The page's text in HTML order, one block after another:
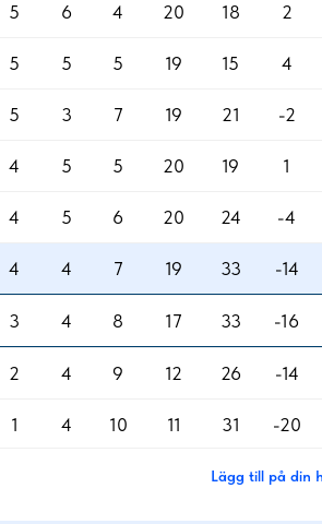
5 6 4 20 18 2
5 5 5 19 15 4
5 3 7 19 21 -2
4 5 5 20 19 1
4 5 6 20 24 -4
4 4 7 19 33 -14
3 4 8 17 33 -16
2 4 9 12 26 -14
1 4 10 11 31 -20
Lägg till på din